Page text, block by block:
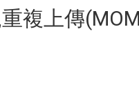
複上傳